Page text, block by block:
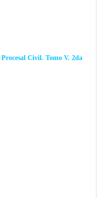
Civil. Tomo V. 2da